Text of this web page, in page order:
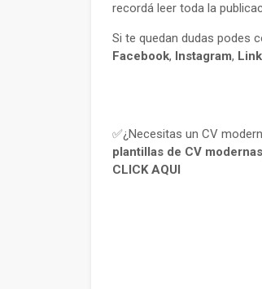
recordá leer toda la
Si te quedan dudas podes
Facebook, Instagram,
✅¿Necesitas un CV
plantillas de CV modernas
CLICK AQUI